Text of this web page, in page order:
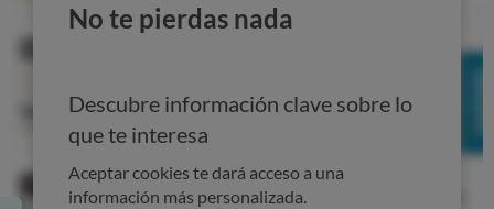
No te pierdas nada
Descubre información clave sobre lo
que te interesa
Aceptar cookies te dará acceso a una
información más personalizada.